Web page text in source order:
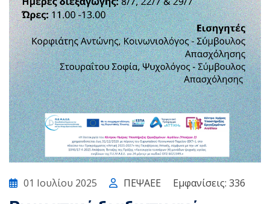
01 Ιουλίου 2025 ΠΕΨΑΕΕ Εμφανίσεις: 336